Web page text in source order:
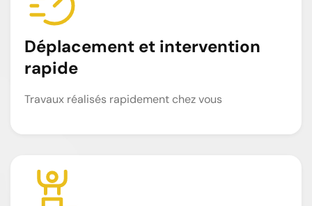
Déplacement et intervention
rapide
Travaux réalisés rapidement chez vous